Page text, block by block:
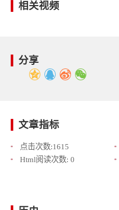
相关视频
分享
文章指标
点击次数:1615
Html阅读次数: 0